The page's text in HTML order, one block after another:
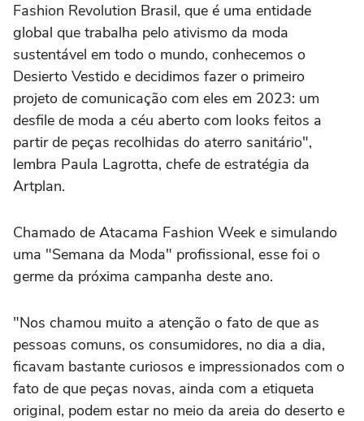
Fashion Revolution Brasil, que é uma entidade
global que trabalha pelo ativismo da moda
sustentável em todo o mundo, conhecemos o
Desierto Vestido e decidimos fazer o primeiro
projeto de comunicação com eles em 2023: um
desfile de moda a céu aberto com looks feitos a
partir de peças recolhidas do aterro sanitário",
lembra Paula Lagrotta, chefe de estratégia da
Artplan.
Chamado de Atacama Fashion Week e simulando
uma "Semana da Moda" profissional, esse foi o
germe da próxima campanha deste ano.
"Nos chamou muito a atenção o fato de que as
pessoas comuns, os consumidores, no dia a dia,
ficavam bastante curiosos e impressionados com o
fato de que peças novas, ainda com a etiqueta
original, podem estar no meio da areia do deserto e